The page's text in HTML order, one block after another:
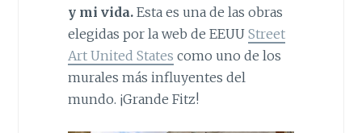
y mi vida. Esta es una de las obras
elegidas por la web de EEUU Street
Art United States como uno de los
murales más influyentes del
mundo. ¡Grande Fitz!